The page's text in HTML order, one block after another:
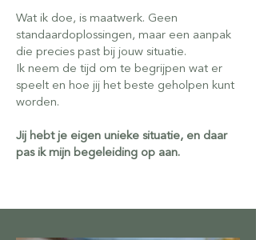
Wat ik doe, is maatwerk. Geen
standaardoplossingen, maar een aanpak
die precies past bij jouw situatie.
Ik neem de tijd om te begrijpen wat er
speelt en hoe jij het beste geholpen kunt
worden.
Jij hebt je eigen unieke situatie, en daar
pas ik mijn begeleiding op aan.